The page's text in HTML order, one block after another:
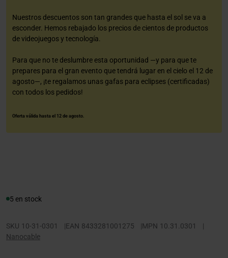
Nuestros descuentos son tan grandes que hasta el sol se va a
esconder. Hemos rebajado los precios de cientos de productos
de videojuegos y tecnología.
Para que no te deslumbre esta oportunidad —y para que te
prepares para el gran evento que tendrá lugar en el cielo el 12 de
agosto—, ¡te regalamos unas gafas para eclipses (certificadas)
con todos los pedidos!
Oferta válida hasta el 12 de agosto.
5 en stock
SKU 10-31-0301 |EAN 8433281001275 |MPN 10.31.0301
|
Nanocable